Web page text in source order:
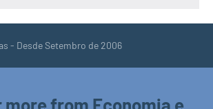
- Desde Setembro de 2006
more from Economia e